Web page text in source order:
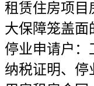
租赁住房项目
大保障笼盖面
停业申请户：
纳税证明、停